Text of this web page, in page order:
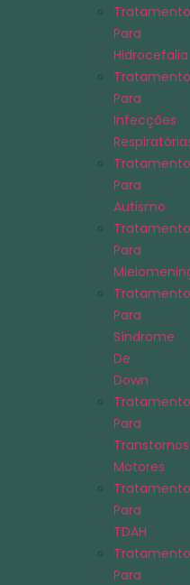
Tratamento
Para
Hidrocefalia
Tratamento
Para
Infecções
Para
Autismo
Para
Para
Síndrome
De
Down
Para
Transtornos
Motores
Para
TDAH
Para